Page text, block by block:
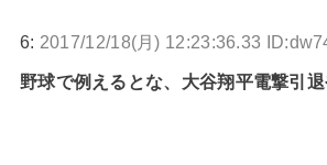
6: 2017/12/18(月) 12:23:36.33
野球で例えるとな、大谷翔平電撃引